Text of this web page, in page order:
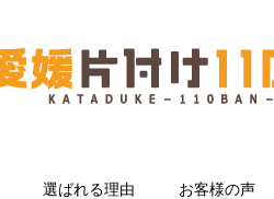
選ばれる理由 お客様の声